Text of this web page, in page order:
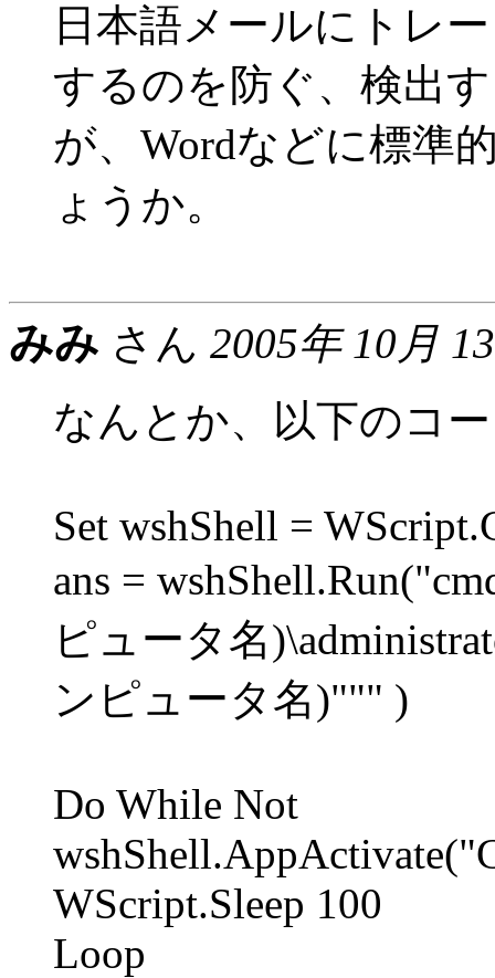
日本語メールにトレ
するのを防ぐ、検出
が、Wordなどに標準
ょうか。
みみ さん 2005年 10月
なんとか、以下のコ
Set wshShell =
ans =
ピュータ名
ンピュータ名)""" )
Do While Not
WScript.Sleep 100
Loop